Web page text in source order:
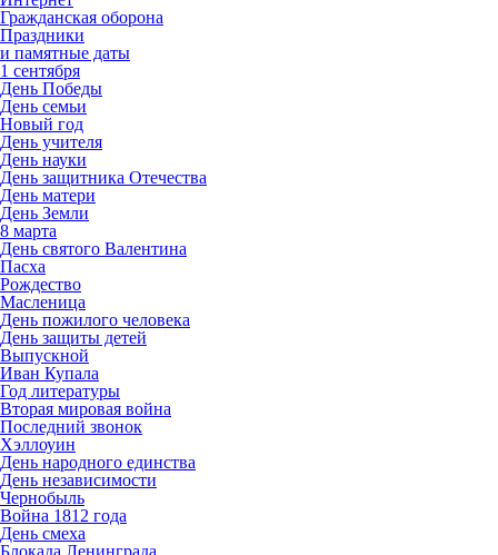
Гражданская оборона
Праздники
и памятные даты
1 сентября
День Победы
День семьи
Новый год
День учителя
День науки
День защитника Отечества
День матери
День Земли
8 марта
День святого Валентина
Пасха
Рождество
Масленица
День пожилого человека
День защиты детей
Выпускной
Иван Купала
Год литературы
Вторая мировая война
Последний звонок
Хэллоуин
День народного единства
День независимости
Чернобыль
Война 1812 года
День смеха
Блокада Ленинграда